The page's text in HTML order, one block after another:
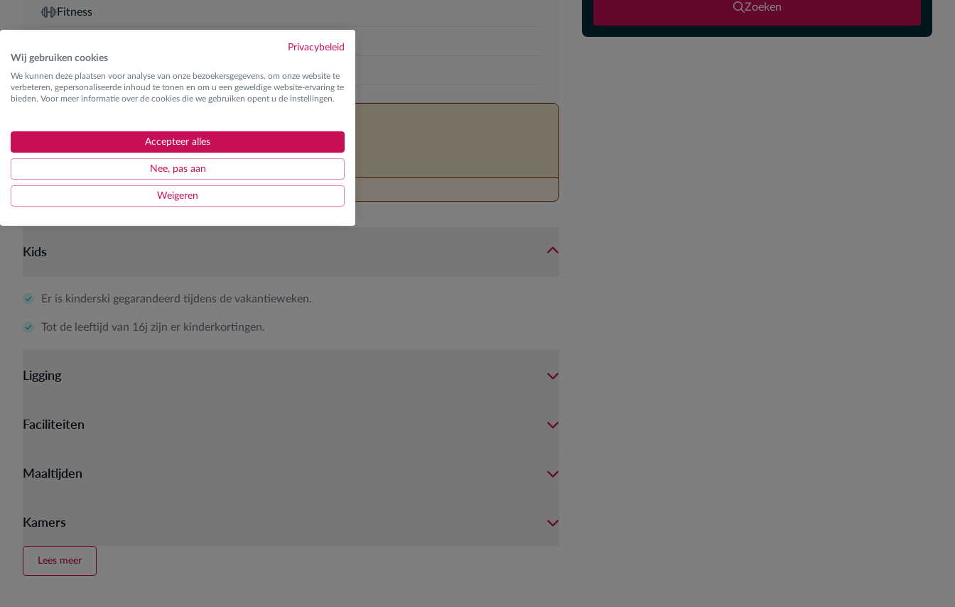
Privacybeleid
Wij gebruiken cookies
We kunnen deze plaatsen voor analyse van onze bezoekersgegevens, om onze website te
verbeteren, gepersonaliseerde inhoud te tonen en om u een geweldige website-ervaring te
bieden. Voor meer informatie over de cookies die we gebruiken opent u de instellingen.
Accepteer alles
Nee, pas aan
Weigeren
Zoeken
Fitness
Halfpension
Skilessen
Ontdek de verschillende lesgroepen
Kids
Er is kinderski gegarandeerd tijdens de vakantieweken.
Tot de leeftijd van 16j zijn er kinderkortingen.
Ligging
Faciliteiten
Maaltijden
Kamers
Lees meer